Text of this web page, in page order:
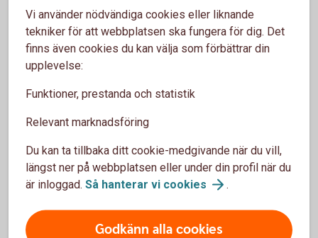
Handlar ert företag med värdepapper eller andra
finansiella instrument?
Registrera
Optionsskola
Lär dig mer om värdepapper.
Optionsskola
Vi använder nödvändiga cookies eller liknande
tekniker för att webbplatsen ska fungera för dig. Det
finns även cookies du kan välja som förbättrar din
upplevelse:
Funktioner, prestanda och statistik
Relevant marknadsföring
Du kan ta tillbaka ditt cookie-medgivande när du vill,
längst ner på webbplatsen eller under din profil när du
är inloggad. Så hanterar vi cookies .
Godkänn alla cookies